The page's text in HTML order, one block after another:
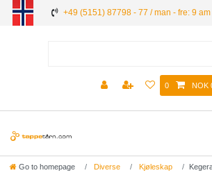
+49 (5151) 87798 - 77 / man - fre: 9 am
0 NOK
Go to homepage Diverse Kjøleskap